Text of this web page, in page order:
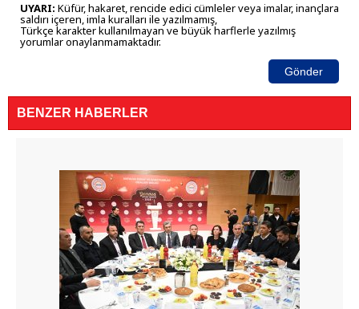
UYARI: Küfür, hakaret, rencide edici cümleler veya imalar, inançlara
saldırı içeren, imla kuralları ile yazılmamış,
Türkçe karakter kullanılmayan ve büyük harflerle yazılmış
yorumlar onaylanmamaktadır.
Gönder
BENZER HABERLER